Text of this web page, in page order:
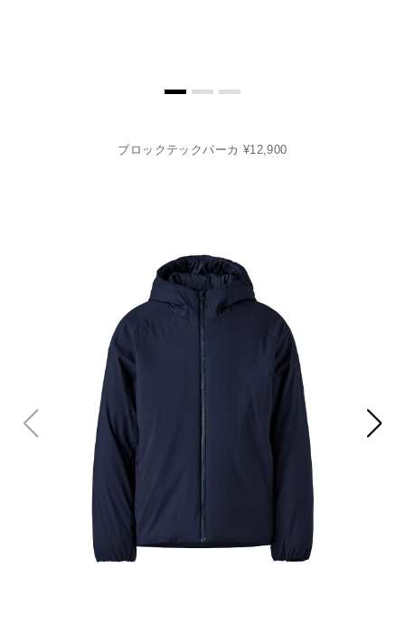
ブロックテックパーカ ¥12,900